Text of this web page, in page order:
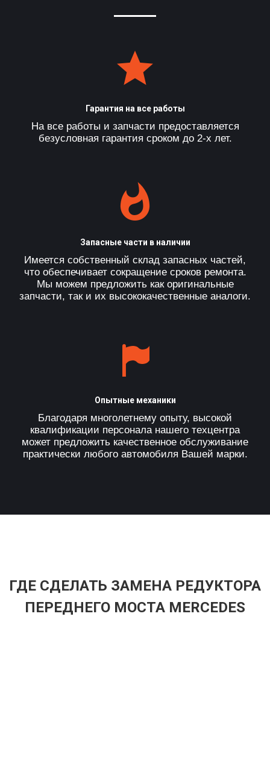
Гарантия на все работы
На все работы и запчасти предоставляется
безусловная гарантия сроком до 2-х лет.
Запасные части в наличии
Имеется собственный склад запасных частей,
что обеспечивает сокращение сроков ремонта.
Мы можем предложить как оригинальные
запчасти, так и их высококачественные аналоги.
Опытные механики
Благодаря многолетнему опыту, высокой
квалификации персонала нашего техцентра
может предложить качественное обслуживание
практически любого автомобиля Вашей марки.
ГДЕ СДЕЛАТЬ ЗАМЕНА РЕДУКТОРА
ПЕРЕДНЕГО МОСТА MERCEDES